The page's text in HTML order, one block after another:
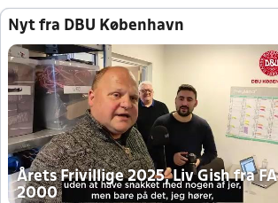
Nyt fra DBU København
Årets Frivillige 2025, Liv Gish fra FA
2000